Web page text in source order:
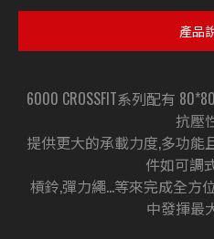
產品
6000 CROSSFIT系列配有
抗壓
提供更大的承載力度,多功能
件如可調
槓鈴,彈力繩...等來完成全方
中發揮最